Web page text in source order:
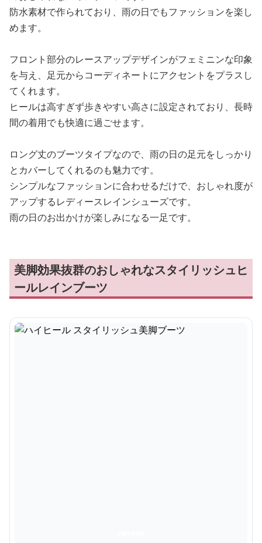
防水素材で作られており、雨の日でもファッションを楽し
めます。
フロント部分のレースアップデザインがフェミニンな印象
を与え、足元からコーディネートにアクセントをプラスし
てくれます。
ヒールは高すぎず歩きやすい高さに設定されており、長時
間の着用でも快適に過ごせます。
ロング丈のブーツタイプなので、雨の日の足元をしっかり
とカバーしてくれるのも魅力です。
シンプルなファッションに合わせるだけで、おしゃれ度が
アップするレディースレインシューズです。
雨の日のお出かけが楽しみになる一足です。
美脚効果抜群のおしゃれなスタイリッシュヒ
ールレインブーツ